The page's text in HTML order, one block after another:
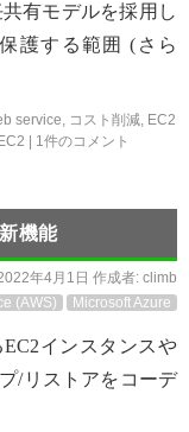
共有モデルを採用し
護する範囲 (さら
service, コスト削減, EC2
1件のコメント
機能
年4月1日 作成者: climb
(AWS) Microsoft Azure
インスタンスや
/リストアをコーデ